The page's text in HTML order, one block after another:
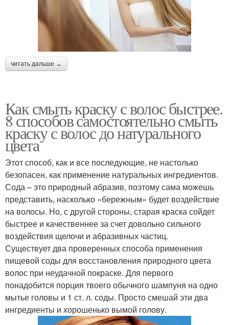
читать дальше →
Как смыть краску с волос быстрее.
8 способов самостоятельно смыть
краску с волос до натурального
цвета
Этот способ, как и все последующие, не настолько
безопасен, как применение натуральных ингредиентов.
Сода – это природный абразив, поэтому сама можешь
представить, насколько «бережным» будет воздействие
на волосы. Но, с другой стороны, старая краска сойдет
быстрее и качественнее за счет довольно сильного
воздействия щелочи и абразивных частиц.
Существует два проверенных способа применения
пищевой соды для восстановления природного цвета
волос при неудачной покраске. Для первого
понадобится порция твоего обычного шампуня на одно
мытье головы и 1 ст. л. соды. Просто смешай эти два
ингредиенты и хорошенько вымой голову.